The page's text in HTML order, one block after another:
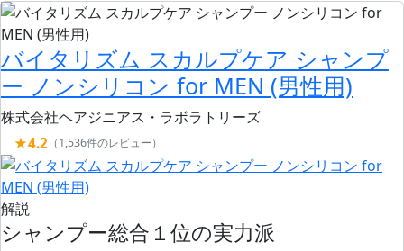
バイタリズム スカルプケア シャンプ
ー ノンシリコン for MEN (男性用)
株式会社ヘアジニアス・ラボラトリーズ
★4.2 （1,536件のレビュー）
解説
シャンプー総合１位の実力派